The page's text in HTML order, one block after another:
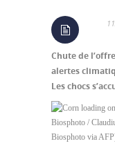
Chute de
alertes
Les chocs